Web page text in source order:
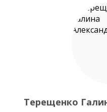
Терещенко